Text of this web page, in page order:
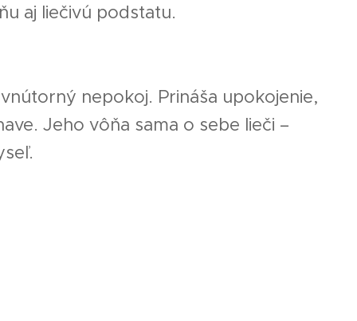
aj liečivú podstatu.
nepokoj. Prináša upokojenie,
Jeho vôňa sama o sebe lieči –